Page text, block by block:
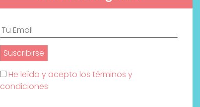
He leído y acepto los términos y
condiciones